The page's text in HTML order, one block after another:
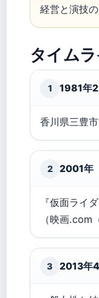
経営と演技
タイム
1 1981年
香川県三豊
2 2001年
『仮面ライ
（映画.com
3 2013年